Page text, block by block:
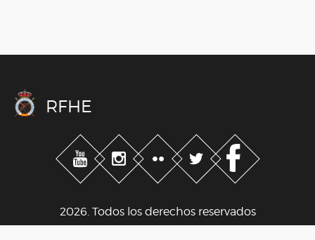
RFHE
2026. Todos los derechos reservados